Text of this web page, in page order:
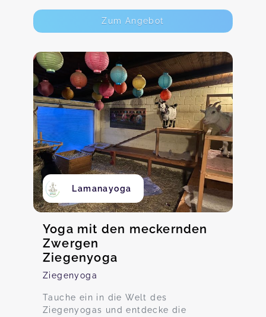
Zum Angebot
Lamanayoga
Yoga mit den meckernden
Zwergen
Ziegenyoga
Ziegenyoga
Tauche ein in die Welt des
Ziegenyogas und entdecke die